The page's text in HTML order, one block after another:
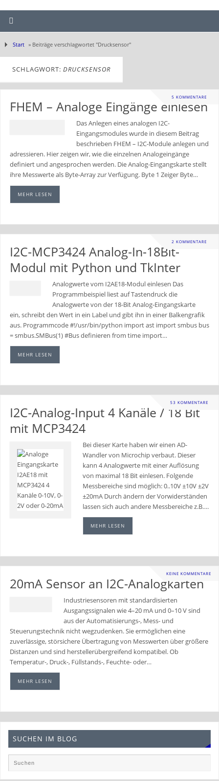
Start » Beiträge verschlagwortet "Drucksensor"
SCHLAGWORT: DRUCKSENSOR
5 KOMMENTARE
FHEM – Analoge Eingänge einlesen
Das Anlegen eines analogen I2C-
Eingangsmodules wurde in diesem Beitrag
beschrieben FHEM – I2C-Module anlegen und
adressieren. Hier zeigen wir, wie die einzelnen Analogeingänge
definiert und angesprochen werden. Die Analog-Eingangskarte stellt
ihre Messwerte als Byte-Array zur Verfügung. Byte 1 Zeiger Byte…
MEHR LESEN
2 KOMMENTARE
I2C-MCP3424 Analog-In-18Bit-
Modul mit Python und TkInter
Analogwerte vom I2AE18-Modul einlesen Das
Programmbeispiel liest auf Tastendruck die
Analogwerte von der 18-Bit Analog-Eingangskarte
ein, schreibt den Wert in ein Label und gibt ihn in einer Balkengrafik
aus. Programmcode #!/usr/bin/python import ast import smbus bus
= smbus.SMBus(1) #Bus definieren from time import…
MEHR LESEN
53 KOMMENTARE
I2C-Analog-Input 4 Kanäle / 18 Bit
mit MCP3424
Bei dieser Karte haben wir einen AD-
Wandler von Microchip verbaut. Dieser
kann 4 Analogwerte mit einer Auflösung
von maximal 18 Bit einlesen. Folgende
Messbereiche sind möglich: 0..10V ±10V ±2V
±20mA Durch ändern der Vorwiderständen
lassen sich auch andere Messbereiche z.B….
MEHR LESEN
KEINE KOMMENTARE
20mA Sensor an I2C-Analogkarten
Industriesensoren mit standardisierten
Ausgangssignalen wie 4–20 mA und 0–10 V sind
aus der Automatisierungs-, Mess- und
Steuerungstechnik nicht wegzudenken. Sie ermöglichen eine
zuverlässige, störsichere Übertragung von Messwerten über größere
Distanzen und sind herstellerübergreifend kompatibel. Ob
Temperatur-, Druck-, Füllstands-, Feuchte- oder…
MEHR LESEN
SUCHEN IM BLOG